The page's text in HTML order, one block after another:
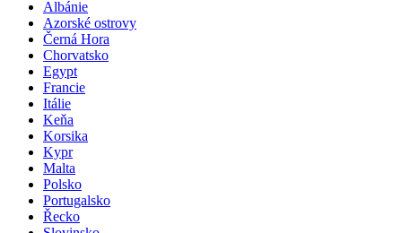
Albánie
Azorské ostrovy
Černá Hora
Chorvatsko
Egypt
Francie
Itálie
Keňa
Korsika
Kypr
Malta
Polsko
Portugalsko
Řecko